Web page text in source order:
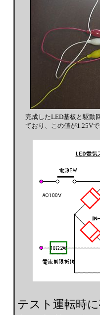
完成したLED基板と駆動
ており、この値が1.25V
テスト運転時